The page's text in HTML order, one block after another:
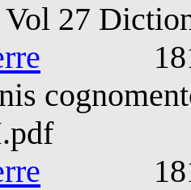
27
1815-
1815-